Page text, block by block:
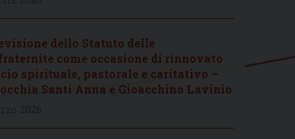
dello Statuto delle
come occasione di rinnovato
spirituale, pastorale e caritativo –
Santi Anna e Gioacchino Lavinio